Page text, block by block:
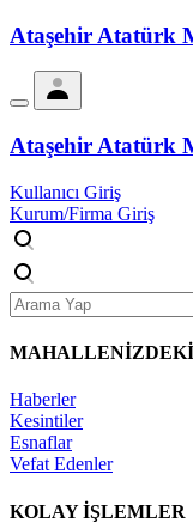
Ataşehir Atatürk
Ataşehir Atatürk
Kullanıcı Giriş
Kurum/Firma Giriş
MAHALLENİZDEKİ
Haberler
Kesintiler
Esnaflar
Vefat Edenler
KOLAY İŞLEMLER